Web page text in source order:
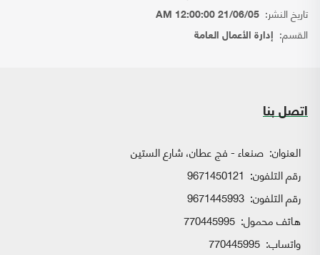
تاريخ النشر: 21/06/05 12:00:00 AM
القسم: إدارة الأعمال العامة
اتصل بنا
العنوان: صنعاء - فج عطان، شارع الستين
رقم التلفون: 9671450121
رقم التلفون: 9671445993
هاتف محمول: 770445995
واتساب: